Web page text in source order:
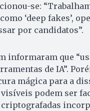
se:
‘deep fakes’,
por candidatos”.
informaram que
de IA”.
mágica para a
visíveis podem ser
criptografadas